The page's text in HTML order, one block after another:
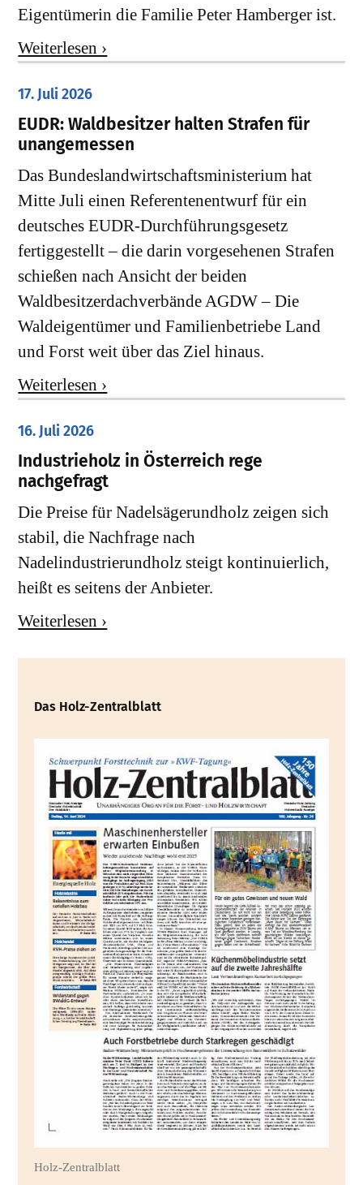
Eigentümerin die Familie Peter Hamberger ist.
Weiterlesen ›
17. Juli 2026
EUDR: Waldbesitzer halten Strafen für
unangemessen
Das Bundeslandwirtschaftsministerium hat
Mitte Juli einen Referentenentwurf für ein
deutsches EUDR-Durchführungsgesetz
fertiggestellt – die darin vorgesehenen Strafen
schießen nach Ansicht der beiden
Waldbesitzerdachverbände AGDW – Die
Waldeigentümer und Familienbetriebe Land
und Forst weit über das Ziel hinaus.
Weiterlesen ›
16. Juli 2026
Industrieholz in Österreich rege
nachgefragt
Die Preise für Nadelsägerundholz zeigen sich
stabil, die Nachfrage nach
Nadelindustrierundholz steigt kontinuierlich,
heißt es seitens der Anbieter.
Weiterlesen ›
Das Holz-Zentralblatt
Holz-Zentralblatt